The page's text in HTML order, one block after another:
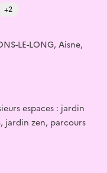
+2
LE-LONG, Aisne,
espaces : jardin
jardin zen, parcours